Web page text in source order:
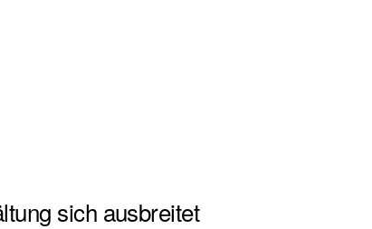
sich ausbreitet